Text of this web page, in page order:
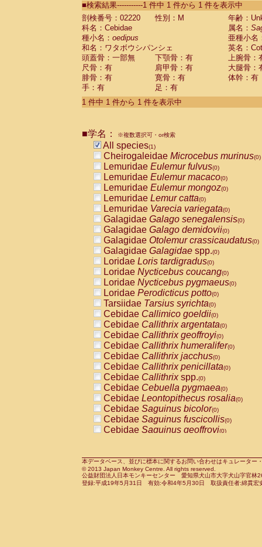
CebidaeSaguinus labiatus(0)
Cebidae Saguinus leucopus (0)
Cebidae
Cebidae
CebidaeSaguinus nigricollis (0)
Cebidae Saguinus oedipus
Cebidae Saguinus weddelli
Cebidae Saguinusspp.
Cebidae Aotus trivirgatus
Cebidae Cebus albifrons
CebidaeCebus nigrivittatus
CebidaeCebus
CebidaeSaimiri boliviensis(0)
CebidaeSaimiri sciureus(0)
AtelidaeAlouatta caraya(0)
AtelidaeAlouatta fusca(0)
AtelidaeAlouatta seniculus
AtelidaeAlouattaspp.(0)
AtelidaeAteles belzebuth(0)
AtelidaeAteles geoffroyi(0)
AtelidaeAteles paniscus(0)
AtelidaeAtelesspp.(0)
Atelidae Lagothrix lagothricha
AtelidaeLagothrix lagothricha cana
PitheciidaeCacajao calvus
PitheciidaeCallicebus cupreus
PitheciidaeCallicebus donacophilus
PitheciidaeCallicebus moloch
PitheciidaeCallicebus torquatus
PitheciidaeCallicebusspp.(0)
PitheciidaeChiropotes satanas(0)
PitheciidaePithecia monachus
PitheciidaePithecia pithecia(0)
CercopithecidaeCercocebus agilis
CercopithecidaeCercocebus
CercopithecidaeCercocebus
CercopithecidaeCercocebus
CercopithecidaeCercocebus
CercopithecidaeCercocebushybrid
CercopithecidaePapio anubis(0)
CercopithecidaePapio cynocephalus
CercopithecidaePapio hamadryas(0)
■検索結果-----------1 件中 1 件から 1 件を表示中
剖検番号：02220
性別：M
年齢：
科名：Cebidae
属名：
種小名： oedipus
亜種小名
和名：ワタボウシパンシェ
英名：
頭蓋骨：一部無
下顎骨：有
上腕骨：
尺骨：有
肩甲骨：有
大腿骨：
腓骨：有
寛骨：有
体幹：有
手：有
足：有
1 件中 1 件から 1 件を表示中
■学名： ※複数選択可・or検索
All species(1)
Cheirogaleidae Microcebus murinus(0)
Lemuridae Eulemur fulvus(0)
Lemuridae Eulemur macaco(0)
Lemuridae Eulemur mongoz(0)
Lemuridae Lemur catta(0)
Lemuridae Varecia variegata(0)
Galagidae Galago senegalensis(0)
Galagidae Galago demidovii(0)
Galagidae Otolemur crassicaudatus(0)
Galagidae Galagidae spp.(0)
Loridae Loris tardigradus(0)
Loridae Nycticebus coucang(0)
Loridae Nycticebus pygmaeus(0)
Loridae Perodicticus potto(0)
Tarsiidae Tarsius syrichta(0)
Cebidae Callimico goeldii(0)
Cebidae Callithrix argentata(0)
Cebidae Callithrix geoffroyi(0)
Cebidae Callithrix humeralifer(0)
Cebidae Callithrix jacchus(0)
Cebidae Callithrix penicillata(0)
Cebidae Callithrixspp.(0)
Cebidae Cebuella pygmaea(0)
Cebidae Leontopithecus rosalia(0)
Cebidae Saguinus bicolor(0)
Cebidae Saguinus fuscicollis(0)
Cebidae Saguinus geoffroyi(0)
CebidaeSaguinus leucopus(0)
CebidaeSaguinus midas(0)
Cebidae Saguinus mystax(0)
本データベース、並びに標本に関するお問い合わせはキュレータ
© 2013 Japan Monkey Centre. All rights reserved.
公益財団法人日本モンキーセンター 愛知県犬山市大字犬山字官
登録:平成19年5月31日 有効:令和4年5月30日 取扱責任者:綿貫宏